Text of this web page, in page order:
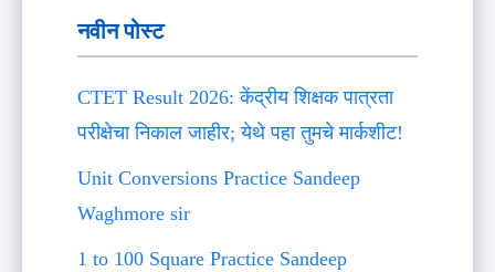
नवीन पोस्ट
CTET Result 2026: केंद्रीय शिक्षक पात्रता
परीक्षेचा निकाल जाहीर; येथे पहा तुमचे मार्कशीट!
Unit Conversions Practice Sandeep
Waghmore sir
1 to 100 Square Practice Sandeep